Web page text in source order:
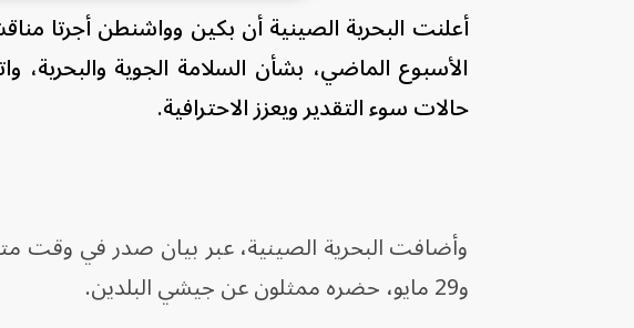
أعلنت البحرية الصينية أن بكين وواشنطن أجرتا
الأسبوع الماضي، بشأن السلامة الجوية
حالات سوء التقدير ويعزز الاحترافية.
و29 مايو، حضره ممثلون عن جيشي البلدين.